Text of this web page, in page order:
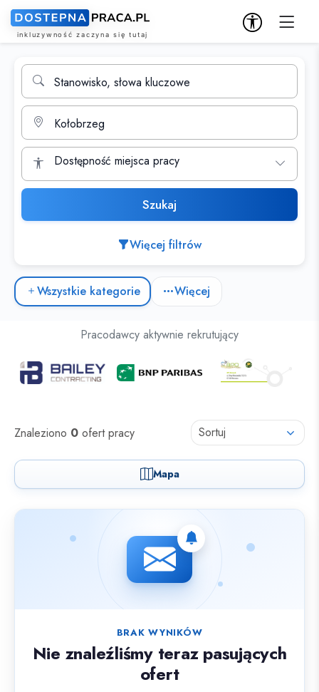
Wyszukiwarka ofert pracy
Stanowisko, słowa kluczowe
Miasto
Dostępność miejsca pracy
Szukaj
Więcej filtrów
Wszystkie kategorie
Więcej
Oferty pracy dla osób z niepełnosprawnościami
Pracodawcy aktywnie rekrutujący
Oferty pracy
Znaleziono 0 ofert pracy Sortuj
Mapa
Nie znaleziono ofert spełniających wybrane kryteria.
BRAK WYNIKÓW
Nie znaleźliśmy teraz pasujących
ofert